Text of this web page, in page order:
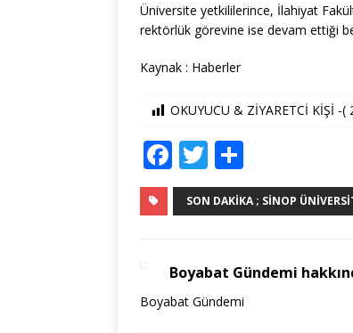
Üniversite yetkililerince, İlahiyat
rektörlük görevine ise devam ettiği
Kaynak : Haberler
OKUYUCU & ZİYARETCİ KİŞİ -(
F
a
c
b
o
T
w
it
r
h
ar
SON DAKIKA ; SINOP
Boyabat Gündemi
Boyabat Gündemi